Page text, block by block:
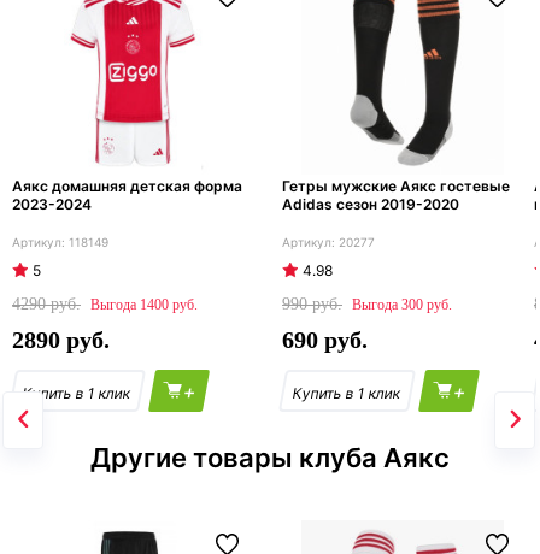
Аякс домашняя детская форма
2023-2024
118149
5
4290
1400
2890
+
Гетры мужские Аякс гостевые
Adidas сезон 2019-2020
20277
4.98
990
300
690
+
Другие товары клуба Аякс